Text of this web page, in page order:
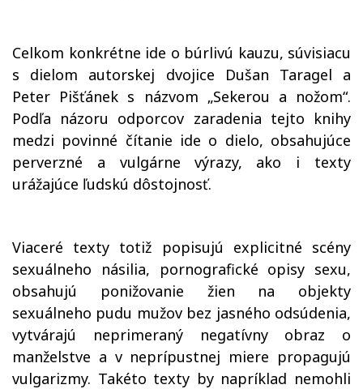
Celkom konkrétne ide o búrlivú kauzu, súvisiacu
s dielom autorskej dvojice Dušan Taragel a
Peter Pišťánek s názvom „Sekerou a nožom“.
Podľa názoru odporcov zaradenia tejto knihy
medzi povinné čítanie ide o dielo, obsahujúce
perverzné a vulgárne výrazy, ako i texty
urážajúce ľudskú dôstojnosť.
Viaceré texty totiž popisujú explicitné scény
sexuálneho násilia, pornografické opisy sexu,
obsahujú ponižovanie žien na objekty
sexuálneho pudu mužov bez jasného odsúdenia,
vytvárajú neprimeraný negatívny obraz o
manželstve a v neprípustnej miere propagujú
vulgarizmy. Takéto texty by napríklad nemohli